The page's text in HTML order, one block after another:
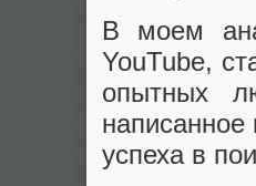
В моем
YouTube,
опытных
успеха в